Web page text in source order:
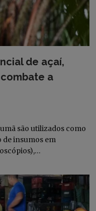
de açaí,
a
são utilizados como
insumos em